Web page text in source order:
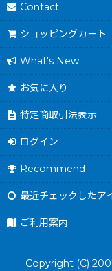
Contact
ショッピングカート
What's New
お気に入り
特定商取引法表示
ログイン
Recommend
最近チェックしたア
ご利用案内
Copyright (C)